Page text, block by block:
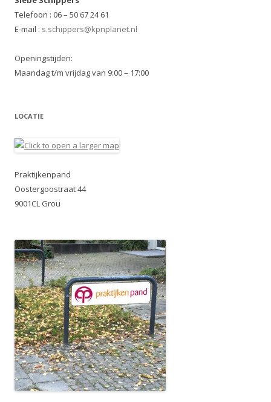
Telefoon : 06 – 50 67 24 61
E-mail : s.schippers@kpnplanet.nl
Openingstijden:
Maandag t/m vrijdag van 9:00 – 17:00
LOCATIE
Praktijkenpand
Oostergoostraat 44
9001CL Grou